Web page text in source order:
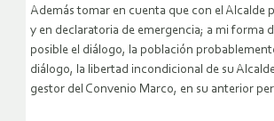
Además tomar en cuenta que con el Alcalde
y en declaratoria de emergencia; a mi forma
posible el diálogo, la población
diálogo, la libertad incondicional de su
gestor del Convenio Marco, en su anterior